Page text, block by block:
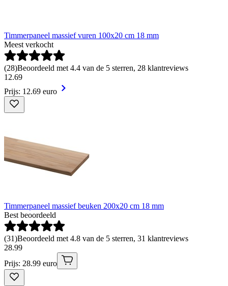
Timmerpaneel massief vuren 100x20 cm 18 mm
Meest verkocht
(28)Beoordeeld met 4.4 van de 5 sterren, 28 klantreviews
12.69
Prijs: 12.69 euro
Timmerpaneel massief beuken 200x20 cm 18 mm
Best beoordeeld
(31)Beoordeeld met 4.8 van de 5 sterren, 31 klantreviews
28.99
Prijs: 28.99 euro